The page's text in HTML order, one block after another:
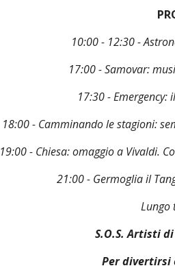
10:00 - 12:30 -
17:00 - Samovar:
17:30 -
18:00 - Camminando le stagioni:
19:00 - Chiesa: omaggio a Vivaldi.
21:00 - Germoglia il
Lungo
S.O.S. Artisti
Per divertirsi